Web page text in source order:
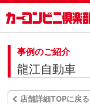
事例のご紹介
龍江自動車
店舗詳細TOPに戻る